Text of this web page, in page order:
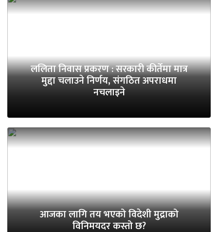
ललिता निवास प्रकरण : सरकारी कीर्तेमा मात्र
मुद्दा चलाउने निर्णय, संगठित अपराधमा
नचलाइने
आजका लागि तय भएको विदेशी मुद्राको
विनिमयदर कस्तो छ?